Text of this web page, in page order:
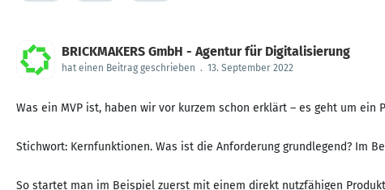
BRICKMAKERS GmbH - Agentur für Digitalisierung
hat einen Beitrag geschrieben . 13. September 2022
Was ein MVP ist, haben wir vor kurzem schon erklärt – es geht um
Stichwort: Kernfunktionen. Was ist die Anforderung grundlegend? Im
So startet man im Beispiel zuerst mit einem direkt nutzfähigen